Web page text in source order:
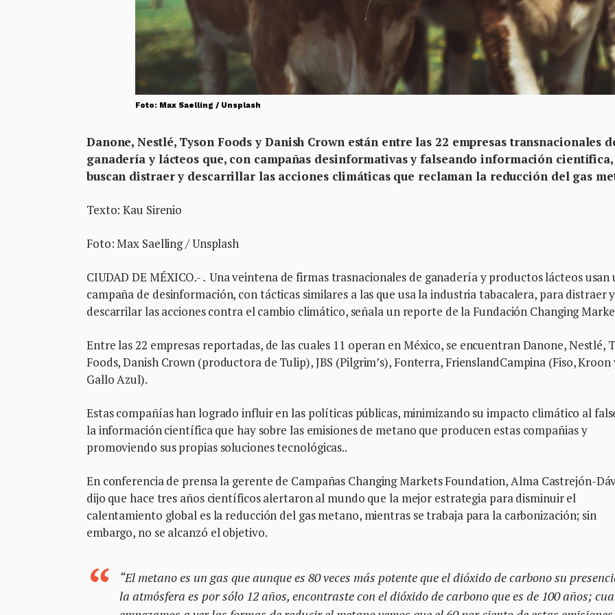
Foto: Max Saelling / Unsplash
Danone, Nestlé, Tyson Foods y Danish Crown están entre las 22 empresas transnacionales
ganadería y lácteos que, con campañas desinformativas y falseando información científica,
buscan distraer y descarrillar las acciones climáticas que reclaman la reducción del gas
Texto: Kau Sirenio
Foto: Max Saelling / Unsplash
CIUDAD DE MÉXICO.-. Una veintena de firmas trasnacionales de ganadería y productos lácteos usan
campaña de desinformación, con tácticas similares a las que usa la industria tabacalera, para distraer y
descarrilar las acciones contra el cambio climático, señala un reporte de la Fundación Changing
Entre las 22 empresas reportadas, de las cuales 11 operan en México, se encuentran Danone, Nestlé,
Foods, Danish Crown (productora de Tulip), JBS (Pilgrim’s), Fonterra, FrienslandCampina (Fiso, Kroon
Gallo Azul).
Estas compañías han logrado influir en las políticas públicas, minimizando su impacto climático al
la información científica que hay sobre las emisiones de metano que producen estas compañias y
promoviendo sus propias soluciones tecnológicas..
En conferencia de prensa la gerente de Campañas Changing Markets Foundation, Alma Castrejón-
dijo que hace tres años científicos alertaron al mundo que la mejor estrategia para disminuir el
calentamiento global es la reducción del gas metano, mientras se trabaja para la carbonización; sin
embargo, no se alcanzó el objetivo.
“El metano es un gas que aunque es 80 veces más potente que el dióxido de carbono su
la atmósfera es por sólo 12 años, encontraste con el dióxido de carbono que es de 100 años;